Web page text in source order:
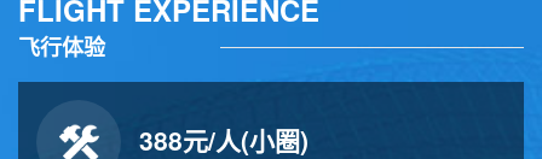
FLIGHT EXPERIENCE
飞行体验
388元/人(小圈)